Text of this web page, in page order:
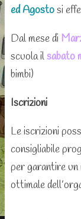
ed Agostosi
Dal mese di
scuola ilsabato
bimbi)
Iscrizioni
Le iscrizioni
consigliabile
per garantire un
ottimale